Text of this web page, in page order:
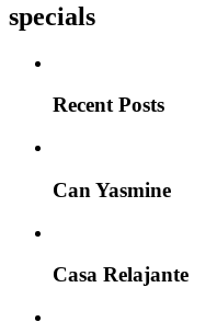
specials
Recent Posts
Can Yasmine
Casa Relajante